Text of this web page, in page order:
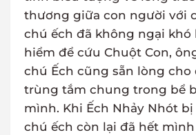
thương giữa con người với
chú ếch đã không ngại khó
hiểm để cứu Chuột Con,
chú Ếch cũng sẵn lòng cho
trùng tắm chung trong bể
mình. Khi Ếch Nhảy Nhót
chú ếch còn lại đã hết